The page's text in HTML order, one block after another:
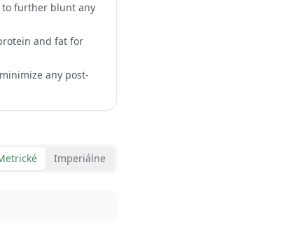
to further blunt any
and fat for
any post-
Imperiálne